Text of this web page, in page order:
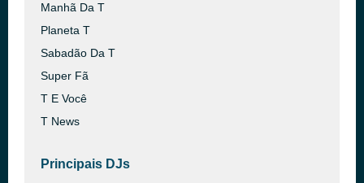
Manhã Da T
Planeta T
Sabadão Da T
Super Fã
T E Você
T News
Principais DJs